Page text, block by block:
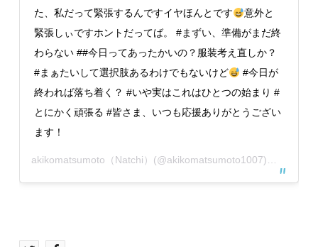
た、私だって緊張するんですイヤほんとです
意外と
緊張しぃですホントだってば。 #まずい、準備がまだ終
わらない ##今日ってあったかいの？服装考え直しか？
#まぁたいして選択肢あるわけでもないけど
#今日が
終われば落ち着く？ #いや実はこれはひとつの始まり #
とにかく頑張る #皆さま、いつも応援ありがとうござい
ます！
akikomatsumoto（Natchi） (@akikomatsumoto1007)がシェアした投稿 –